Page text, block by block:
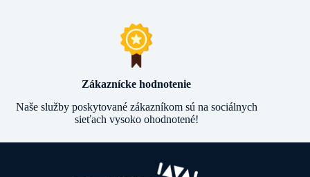
Zákaznícke hodnotenie
Naše služby poskytované zákazníkom sú na sociálnych
sieťach vysoko ohodnotené!